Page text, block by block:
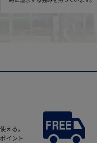
える。
イント